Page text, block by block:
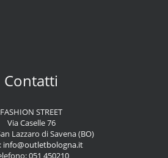
Contatti
FASHION STREET
Via Caselle 76
Lazzaro di Savena (BO)
info@outletbologna.it
051 450210